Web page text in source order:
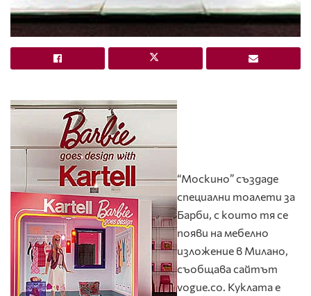
“Москино” създаде
специални тоалети за
Барби, с които тя се
появи на мебелно
изложение в Милано,
съобщава сайтът
vogue.co. Куклата е